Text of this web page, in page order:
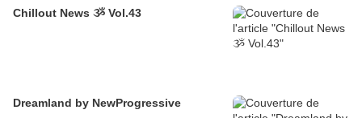
Chillout News ૐ Vol.43
Dreamland by NewProgressive